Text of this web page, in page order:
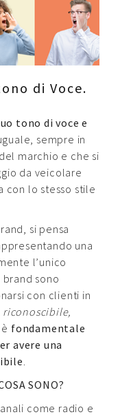
di Voce.
tono di voce e
sempre in
marchio e che si
da veicolare
con lo stesso stile
si pensa
una
l’unico
sono
con clienti in
riconoscibile,
è fondamentale
avere una
.
SONO?
come radio e